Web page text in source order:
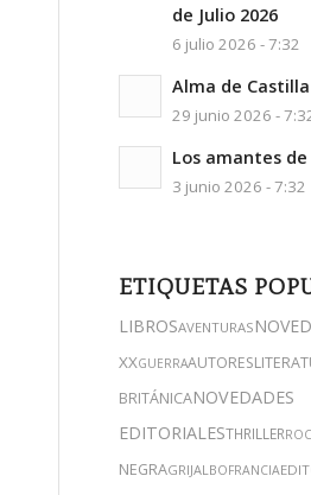
de Julio 2026
6 julio 2026 - 7:32
Alma de Castilla
29 junio 2026 -
Los amantes de
3 junio 2026 - 7:32
ETIQUETAS
LIBROSAVENTURAS
XXGUERRAAUTORES
BRITÁNICANOVEDADES
EDITORIALESTHRILLER
NEGRAGRIJALBOFRANCIA